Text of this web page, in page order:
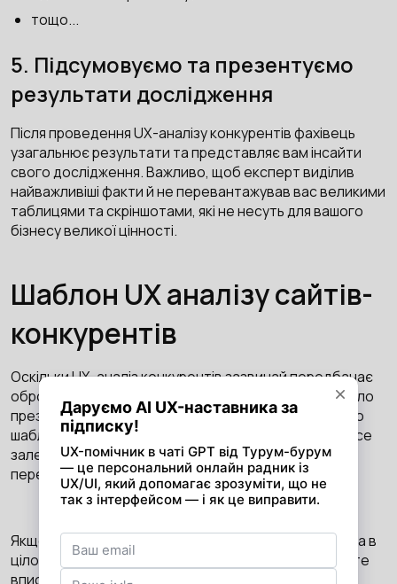
тощо...
5. Підсумовуємо та презентуємо
результати дослідження
Після проведення UX-аналізу конкурентів фахівець
узагальнює результати та представляє вам інсайти
свого дослідження. Важливо, щоб експерт виділив
найважливіші факти й не перевантажував вас великими
таблицями та скріншотами, які не несуть для вашого
бізнесу великої цінності.
Шаблон UX аналізу сайтів-
конкурентів
Оскільки UX-аналіз конкурентів зазвичай передбачає
обробку великої кількості даних, дуже важливо вдало
презентувати отримані результати. Універсального
шаблону аналізу UX конкурентів не існує, оскільки все
залежить від обсягу дослідження і цілей, які ви
переслідуєте.
Якщо ви хочете проаналізувати продукт конкурента в
цілому, то краще створити таблицю, в яку ви можете
вписувати не лише особливості юзабіліті сайта-